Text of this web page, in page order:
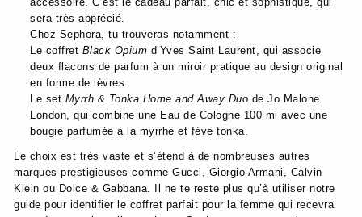
sera très apprécié.
Chez Sephora, tu trouveras notamment :
Le coffret Black Opium d’Yves Saint Laurent, qui associe
deux flacons de parfum à un miroir pratique au design original
en forme de lèvres.
Le set Myrrh & Tonka Home and Away Duo de Jo Malone
London, qui combine une Eau de Cologne 100 ml avec une
bougie parfumée à la myrrhe et fève tonka.
Le choix est très vaste et s’étend à de nombreuses autres
marques prestigieuses comme Gucci, Giorgio Armani, Calvin
Klein ou Dolce & Gabbana. Il ne te reste plus qu’à utiliser notre
guide pour identifier le coffret parfait pour la femme qui recevra